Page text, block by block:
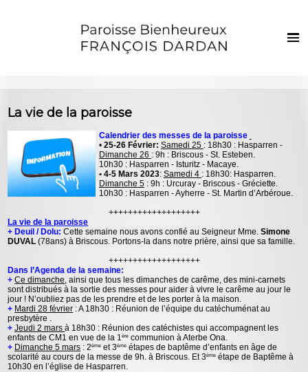
Vie de la paroisse
Les clochers
Sacrements et vie chrétienne
Photos
La vie de la paroisse
Calendrier des messes de la paroisse
• 25-26 Février: Samedi 25 : 18h30 : Hasparren -
Dimanche 26 : 9h : Briscous - St. Esteben.
10h30 : Hasparren - Isturitz - Macaye.
• 4-5 Mars 2023: Samedi 4 : 18h30: Hasparren.
Dimanche 5: 9h : Urcuray - Briscous - Gréciette.
10h30 : Hasparren - Ayherre - St. Martin d’Arbéroue.
+++++++++++++++++++
La vie de la paroisse
+ Deuil / Dolu: Cette semaine nous avons confié au Seigneur Mme.Simone
DUVAL(78ans) à Briscous. Portons-la dans notre prière, ainsi que sa famille.
+++++++++++++++++++
Dans l’Agenda de la semaine:
+Ce dimanche , ainsi que tous les dimanches de carême, des mini-carnets
sont distribués à la sortie des messes pour aider à vivre le carême au jour le
jour ! N’oubliez pas de les prendre et de les porter à la maison.
+ Mardi 28 février : A 18h30 : Réunion de l’équipe du catéchuménat au
presbytère .
+ Jeudi 2 marsà 18h30 : Réunion des catéchistes qui accompagnent les
enfants de CM1 en vue de la 1ère communion à Aterbe Ona.
+ Dimanche 5 mars : 2ème et 3ème étapes de baptême d’enfants en âge de
scolarité au cours de la messe de 9h. à Briscous. Et 3ème étape de Baptême à
10h30 en l’église de Hasparren.